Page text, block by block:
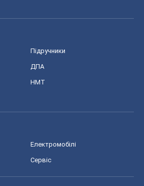
Підручники
ДПА
НМТ
Електромобілі
Сервіс